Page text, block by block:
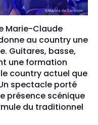
Marie-Claude
au country une
Guitares, basse,
une formation
country actuel que
spectacle porté
présence scénique
du traditionnel